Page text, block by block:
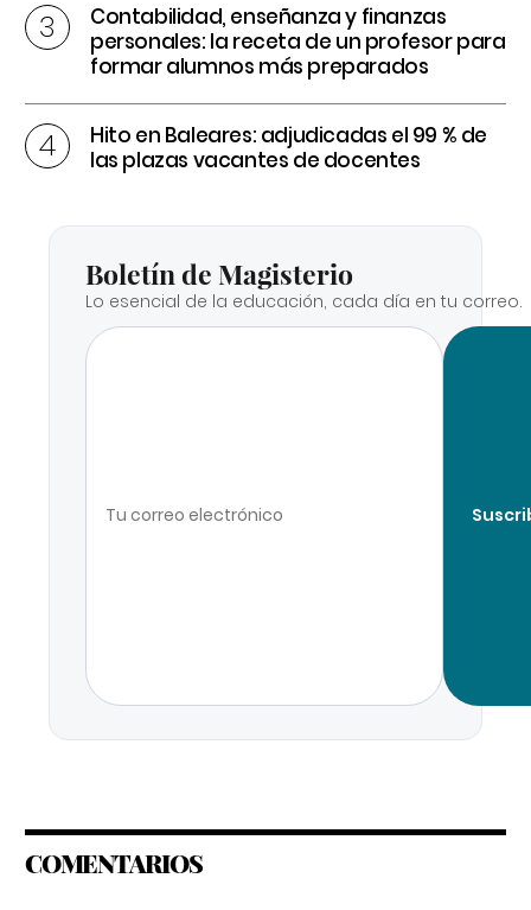
Contabilidad, enseñanza y finanzas
personales: la receta de un profesor para
formar alumnos más preparados
Hito en Baleares: adjudicadas el 99 % de
las plazas vacantes de docentes
Boletín de Magisterio
Lo esencial de la educación, cada día en tu correo.
COMENTARIOS